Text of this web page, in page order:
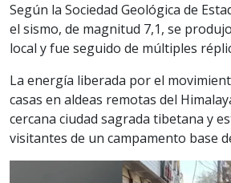
Según la Sociedad Geológica de
el sismo, de magnitud 7,1, se
local y fue seguido de múltiples
La energía liberada por el
casas en aldeas remotas del
cercana ciudad sagrada tibetana y
visitantes de un campamento base